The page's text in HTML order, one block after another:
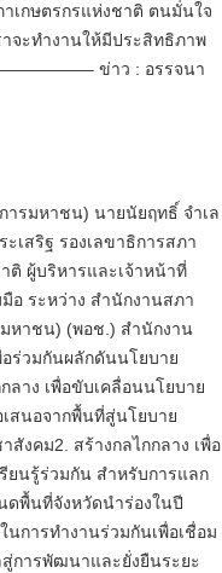
าเกษตรกรแห่งชาติ ตนมั่นใจ
จะทำงานให้มีประสิทธิภาพ
ข่าว : อรรจนา
รมหาชน) นายนัยฤทธิ์ จำเล
เสริฐ รองเลขาธิการสภา
ติ ผู้บริหารและเจ้าหน้าที่
อ ระหว่าง สำนักงานสภา
หาชน) (พอช.) สำนักงาน
ร่วมกันผลักดันนโยบาย
าง เพื่อขับเคลื่อนนโยบาย
สนอจากพื้นที่สู่นโยบาย
งคม2. สร้างกลไกกลาง เพื่อ
ยนรู้ร่วมกัน สำหรับการแลก
ดพื้นที่จังหวัดนำร่องในปี
นการทำงานร่วมกันเพื่อเชื่อม
การพัฒนาและยั่งยืนระยะ